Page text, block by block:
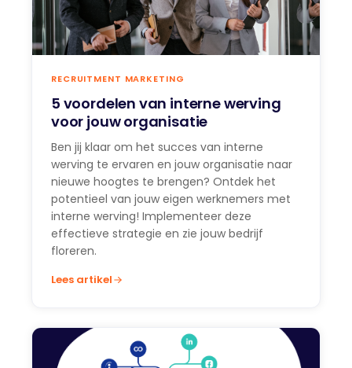
RECRUITMENT MARKETING
5 voordelen van interne werving
voor jouw organisatie
Ben jij klaar om het succes van interne
werving te ervaren en jouw organisatie naar
nieuwe hoogtes te brengen? Ontdek het
potentieel van jouw eigen werknemers met
interne werving! Implementeer deze
effectieve strategie en zie jouw bedrijf
floreren.
Lees artikel